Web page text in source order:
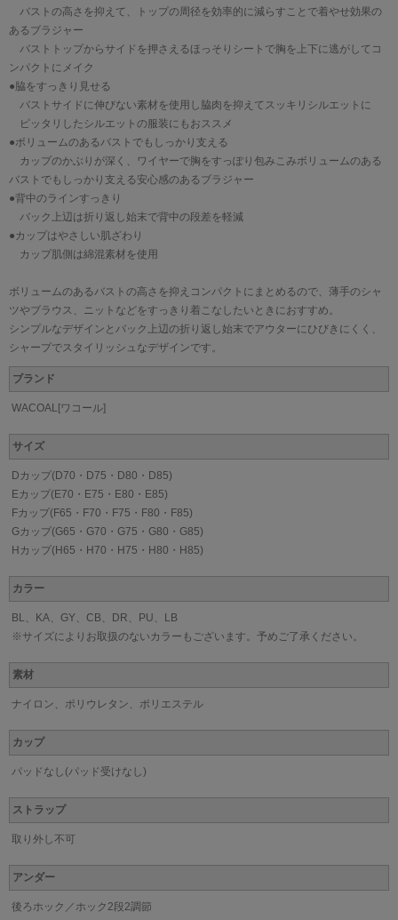
バストの高さを抑えて、トップの周径を効率的に減らすことで着やせ効果の
あるブラジャー
バストトップからサイドを押さえるほっそりシートで胸を上下に逃がしてコ
ンパクトにメイク
●脇をすっきり見せる
バストサイドに伸びない素材を使用し脇肉を抑えてスッキリシルエットに
ピッタリしたシルエットの服装にもおススメ
●ボリュームのあるバストでもしっかり支える
カップのかぶりが深く、ワイヤーで胸をすっぽり包みこみボリュームのある
バストでもしっかり支える安心感のあるブラジャー
●背中のラインすっきり
バック上辺は折り返し始末で背中の段差を軽減
●カップはやさしい肌ざわり
カップ肌側は綿混素材を使用
ボリュームのあるバストの高さを抑えコンパクトにまとめるので、薄手のシャ
ツやブラウス、ニットなどをすっきり着こなしたいときにおすすめ。
シンプルなデザインとバック上辺の折り返し始末でアウターにひびきにくく、
シャープでスタイリッシュなデザインです。
ブランド
WACOAL[ワコール]
サイズ
Dカップ(D70・D75・D80・D85)
Eカップ(E70・E75・E80・E85)
Fカップ(F65・F70・F75・F80・F85)
Gカップ(G65・G70・G75・G80・G85)
Hカップ(H65・H70・H75・H80・H85)
カラー
BL、KA、GY、CB、DR、PU、LB
※サイズによりお取扱のないカラーもございます。予めご了承ください。
素材
ナイロン、ポリウレタン、ポリエステル
カップ
パッドなし(パッド受けなし)
ストラップ
取り外し不可
アンダー
後ろホック／ホック2段2調節